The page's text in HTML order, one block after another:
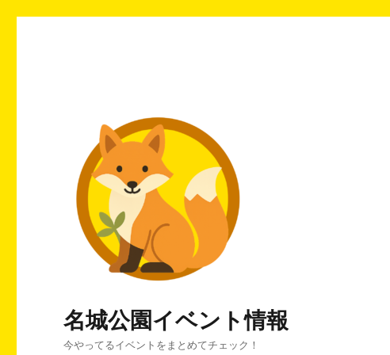
名城公園イベント情報
今やってるイベントをまとめてチェック！